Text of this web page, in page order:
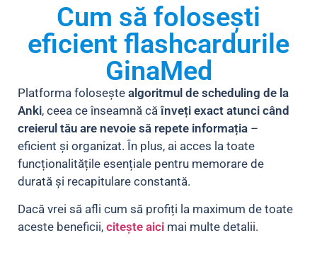
Cum să folosești
eficient flashcardurile
GinaMed
Platforma folosește algoritmul de scheduling de la
Anki, ceea ce înseamnă căînveți exact atunci când
creierul tău are nevoie să repete informația –
eficient și organizat. În plus, ai acces la toate
funcționalitățile esențiale pentru memorare de
durată și recapitulare constantă.
Dacă vrei să afli cum să profiți la maximum de toate
aceste beneficii, citește aici mai multe detalii.